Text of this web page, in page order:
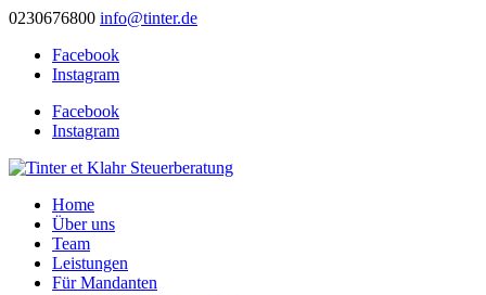
0230676800 info@tinter.de
Facebook
Instagram
Facebook
Instagram
Home
Über uns
Team
Leistungen
Für Mandanten